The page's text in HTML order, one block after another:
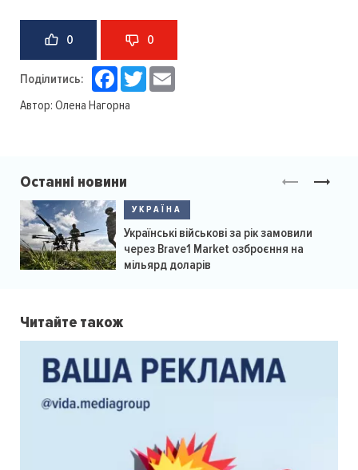
0 0
Поділитись: Facebook
Twitter
Автор: Олена Нагорна
Останні новини
УКРАЇНА
Українські військові за рік замовили
через Brave1 Market озброєння на
мільярд доларів
Читайте також